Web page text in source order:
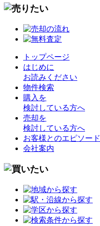
トップページ
はじめに
お読みください
物件検索
購入を
検討している方へ
売却を
検討している方へ
お客様とのエピソード
会社案内